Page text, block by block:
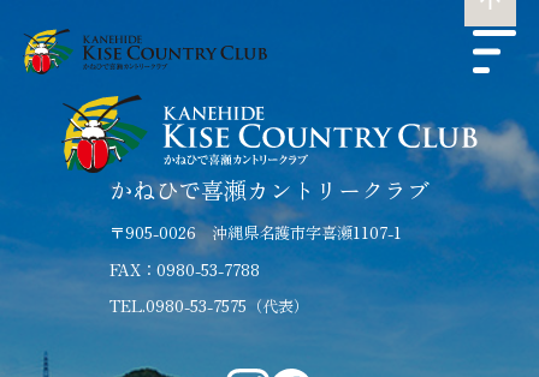
かねひで喜瀬カントリークラブ
〒905-0026 沖縄県名護市字喜瀬1107-1
FAX：0980-53-7788
TEL.0980-53-7575（代表）